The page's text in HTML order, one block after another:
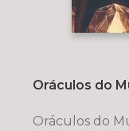
Oráculos do
Oráculos do